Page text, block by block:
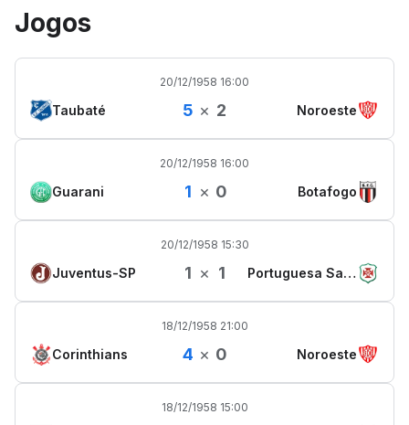
Jogos
20/12/1958 16:00
Taubaté 5 × 2 Noroeste
20/12/1958 16:00
Guarani 1 × 0 Botafogo
20/12/1958 15:30
Juventus-SP 1 × 1 Portuguesa Santista
18/12/1958 21:00
Corinthians 4 × 0 Noroeste
18/12/1958 15:00